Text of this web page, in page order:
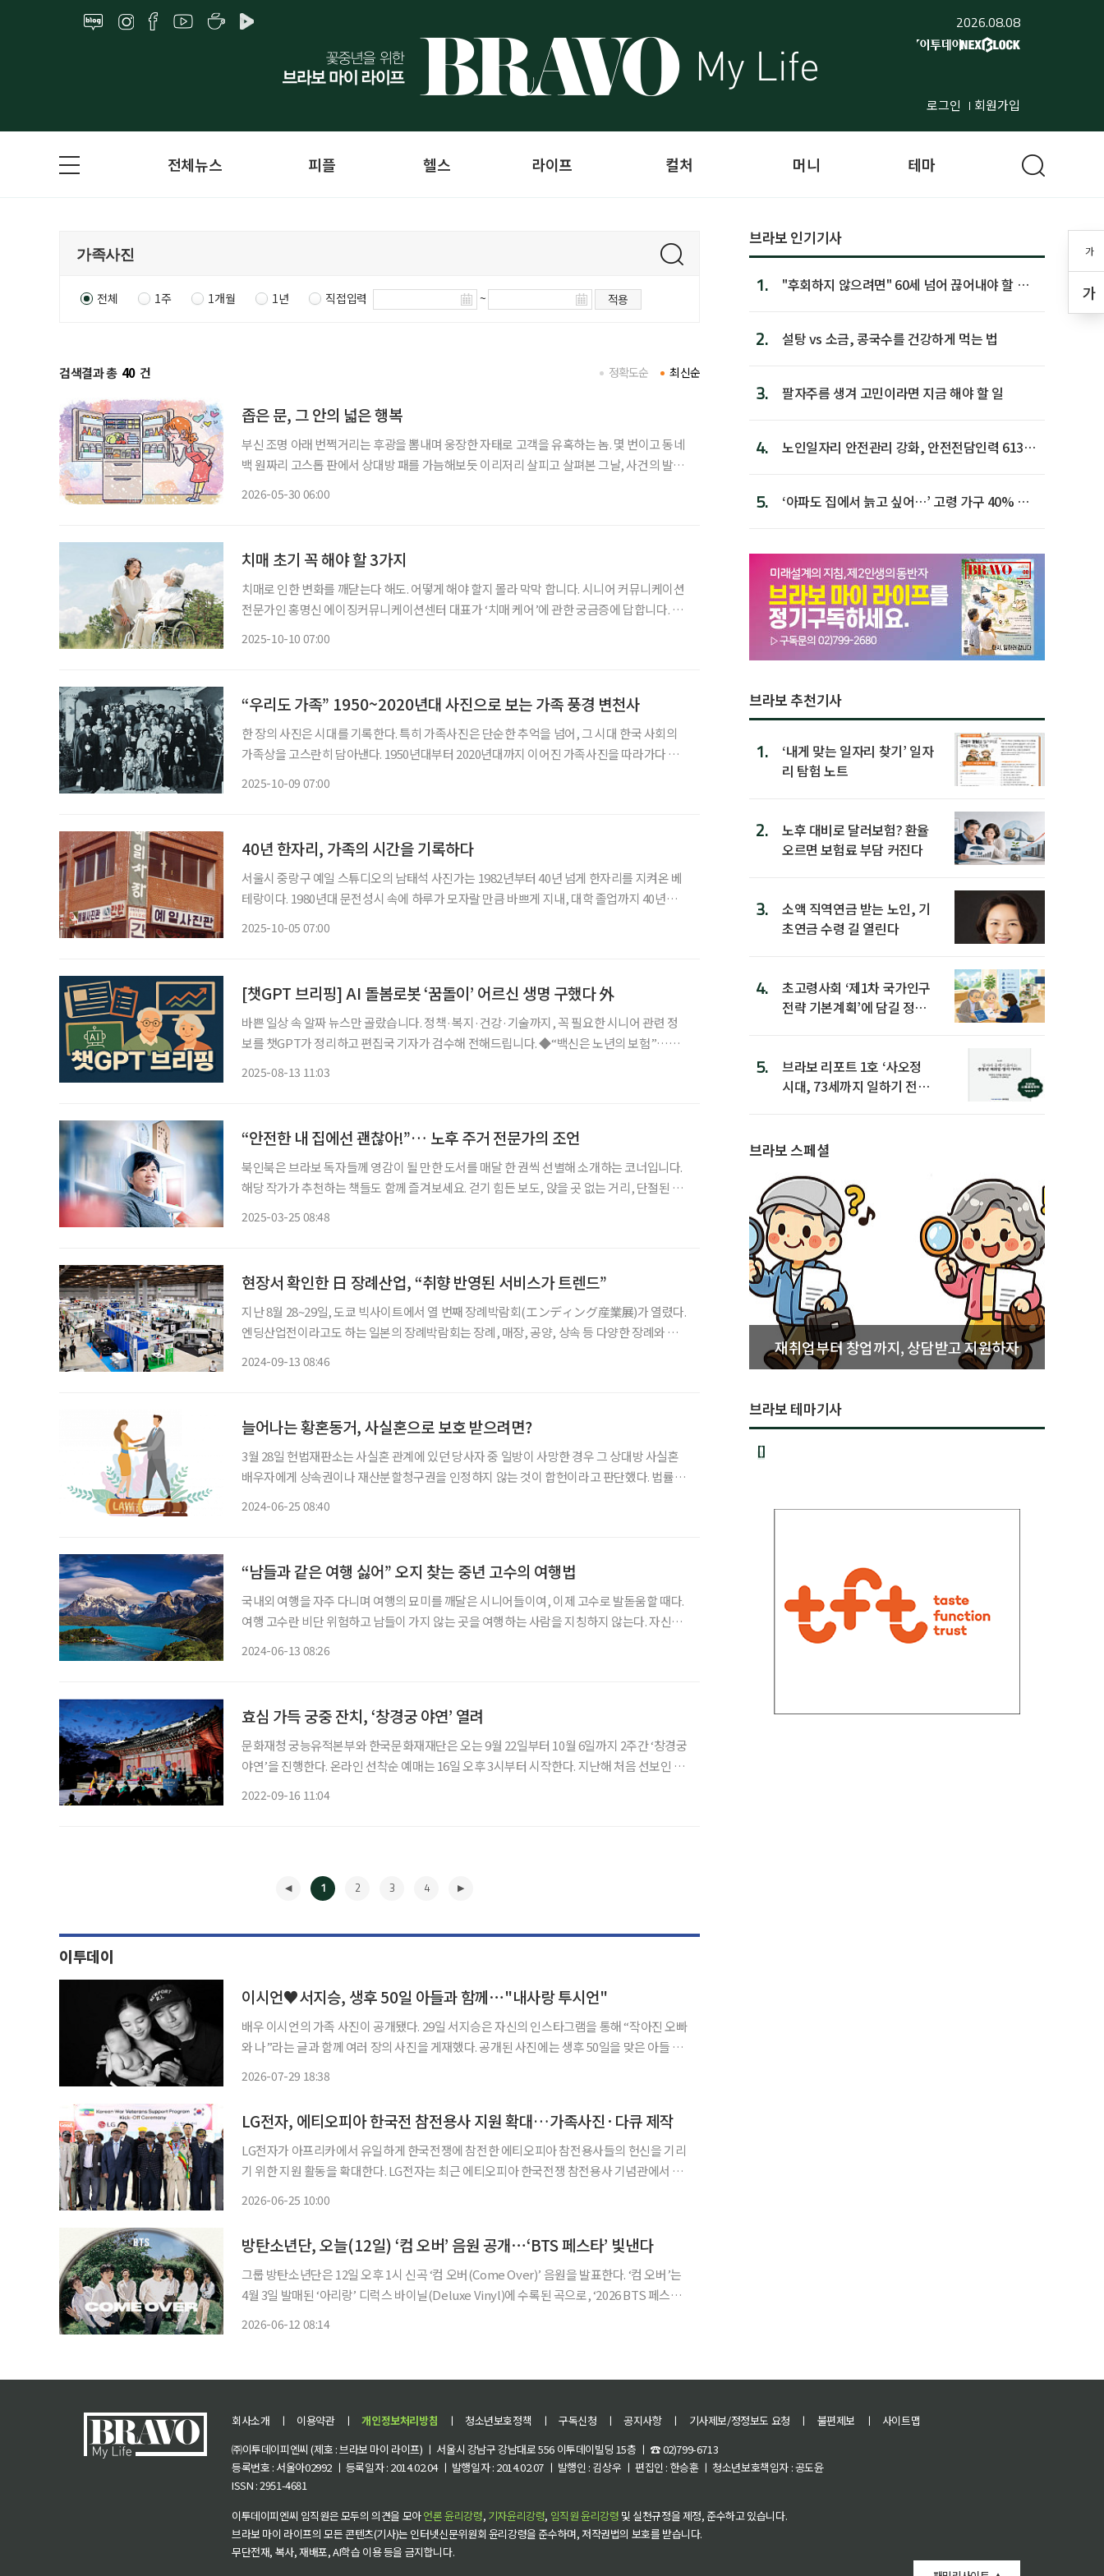
2026.08.08
로그인 회원가입
가
가
전체뉴스 피플 헬스 라이프 컬처 머니 테마
전체 1주 1개월 1년 직접입력 ~ 적용
검색결과 총 40 건 최신순
정확도순
좁은 문, 그 안의 넓은 행복
부신 조명 아래 번쩍거리는 후광을 뽐내며 웅장한 자태로 고객을 유혹하는 놈. 몇 번이고 동네
백 원짜리 고스톱 판에서 상대방 패를 가늠해보듯 이리저리 살피고 살펴본 그날, 사건의 발단
2026-05-30 06:00
치매 초기 꼭 해야 할 3가지
치매로 인한 변화를 깨닫는다 해도. 어떻게 해야 할지 몰라 막막 합니다. 시니어 커뮤니케이션
전문가인 홍명신 에이징커뮤니케이션센터 대표가 ‘치매 케어’에 관한 궁금증에 답합니다. Q
2025-10-10 07:00
“우리도 가족” 1950~2020년대 사진으로 보는 가족 풍경 변천사
한 장의 사진은 시대를 기록한다. 특히 가족사진은 단순한 추억을 넘어, 그 시대 한국 사회의
가족상을 고스란히 담아낸다. 1950년대부터 2020년대까지 이어진 가족사진을 따라가다 보
2025-10-09 07:00
40년 한자리, 가족의 시간을 기록하다
서울시 중랑구 예일 스튜디오의 남태석 사진가는 1982년부터 40년 넘게 한자리를 지켜온 베
테랑이다. 1980년대 문전성시 속에 하루가 모자랄 만큼 바쁘게 지내, 대학 졸업까지 40년이
2025-10-05 07:00
[챗GPT 브리핑] AI 돌봄로봇 ‘꿈돌이’ 어르신 생명 구했다 外
바쁜 일상 속 알짜 뉴스만 골랐습니다. 정책·복지·건강·기술까지, 꼭 필요한 시니어 관련 정
보를 챗GPT가 정리하고 편집국 기자가 검수해 전해드립니다. ◆“백신은 노년의 보험”…고
2025-08-13 11:03
“안전한 내 집에선 괜찮아!”… 노후 주거 전문가의 조언
북인북은 브라보 독자들께 영감이 될 만한 도서를 매달 한 권씩 선별해 소개하는 코너입니다.
해당 작가가 추천하는 책들도 함께 즐겨보세요. 걷기 힘든 보도, 앉을 곳 없는 거리, 단절된 커
2025-03-25 08:48
현장서 확인한 日 장례산업, “취향 반영된 서비스가 트렌드”
지난 8월 28~29일, 도쿄 빅사이트에서 열 번째 장례박람회(エンディング産業展)가 열렸다.
엔딩산업전이라고도 하는 일본의 장례박람회는 장례, 매장, 공양, 상속 등 다양한 장례와 종
2024-09-13 08:46
늘어나는 황혼동거, 사실혼으로 보호 받으려면?
3월 28일 헌법재판소는 사실혼 관계에 있던 당사자 중 일방이 사망한 경우 그 상대방 사실혼
배우자에게 상속권이나 재산분할청구권을 인정하지 않는 것이 합헌이라고 판단했다. 법률혼
2024-06-25 08:40
“남들과 같은 여행 싫어” 오지 찾는 중년 고수의 여행법
국내외 여행을 자주 다니며 여행의 묘미를 깨달은 시니어들이여, 이제 고수로 발돋움할 때다.
여행 고수란 비단 위험하고 남들이 가지 않는 곳을 여행하는 사람을 지칭하지 않는다. 자신의
2024-06-13 08:26
효심 가득 궁중 잔치, ‘창경궁 야연’ 열려
문화재청 궁능유적본부와 한국문화재재단은 오는 9월 22일부터 10월 6일까지 2주간 ‘창경궁
야연’을 진행한다. 온라인 선착순 예매는 16일 오후 3시부터 시작한다. 지난해 처음 선보인 창
2022-09-16 11:04
1 2 3 4
이투데이
이시언♥서지승, 생후 50일 아들과 함께⋯"내사랑 투시언"
배우 이시언의 가족 사진이 공개됐다. 29일 서지승은 자신의 인스타그램을 통해 “작아진 오빠
와 나”라는 글과 함께 여러 장의 사진을 게재했다. 공개된 사진에는 생후 50일을 맞은 아들 솔
2026-07-29 18:38
LG전자, 에티오피아 한국전 참전용사 지원 확대…가족사진·다큐 제작
LG전자가 아프리카에서 유일하게 한국전쟁에 참전한 에티오피아 참전용사들의 헌신을 기리
기 위한 지원 활동을 확대한다. LG전자는 최근 에티오피아 한국전쟁 참전용사 기념관에서 국
2026-06-25 10:00
방탄소년단, 오늘(12일) ‘컴 오버’ 음원 공개⋯‘BTS 페스타’ 빛낸다
그룹 방탄소년단은 12일 오후 1시 신곡 ‘컴 오버(Come Over)’ 음원을 발표한다. ‘컴 오버’는
4월 3일 발매된 ‘아리랑’ 디럭스 바이닐(Deluxe Vinyl)에 수록된 곡으로, ‘2026 BTS 페스타
2026-06-12 08:14
브라보 인기기사
1.
"후회하지 않으려면" 60세 넘어 끊어내야 할 사
2. 설탕 vs 소금, 콩국수를 건강하게 먹는 법
3. 팔자주름 생겨 고민이라면 지금 해야 할 일
4.
노인일자리 안전관리 강화, 안전전담인력 613명
5.
‘아파도 집에서 늙고 싶어…’ 고령 가구 40% 노
브라보 추천기사
1.
‘내게 맞는 일자리 찾기’ 일자
리 탐험 노트
2.
노후 대비로 달러보험? 환율
오르면 보험료 부담 커진다
3.
소액 직역연금 받는 노인, 기
초연금 수령 길 열린다
4.
초고령사회 ‘제1차 국가인구
전략 기본계획’에 담길 정책
5.
브라보 리포트 1호 ‘사오정
시대, 73세까지 일하기 전략’
브라보 스페셜
재취업부터 창업까지, 상담받고 지원하자
브라보 테마기사
[]
회사소개 ㅣ 이용약관 ㅣ 개인정보처리방침 ㅣ 청소년보호정책 ㅣ 구독신청 ㅣ 공지사항 ㅣ 기사제보/정정보도 요청 ㅣ 불편제보 ㅣ
사이트맵
㈜이투데이피엔씨 (제호 : 브라보 마이 라이프) ㅣ 서울시 강남구 강남대로 556 이투데이빌딩 15층 ㅣ ☎ 02)799-6713
등록번호 : 서울아02992 ㅣ 등록일자 : 2014.02.04 ㅣ 발행일자 : 2014.02.07 ㅣ 발행인 : 김상우 ㅣ 편집인 : 한승훈 ㅣ 청소년보호책임자 : 공도윤
ISSN : 2951-4681
이투데이피엔씨 임직원은 모두의 의견을 모아언론 윤리강령, 기자윤리강령, 임직원 윤리강령 및 실천규정을 제정, 준수하고 있습니다.
브라보 마이 라이프의 모든 콘텐츠(기사)는 인터넷신문위원회 윤리강령을 준수하며, 저작권법의 보호를 받습니다.
무단전재, 복사, 재배포, AI학습 이용 등을 금지합니다.